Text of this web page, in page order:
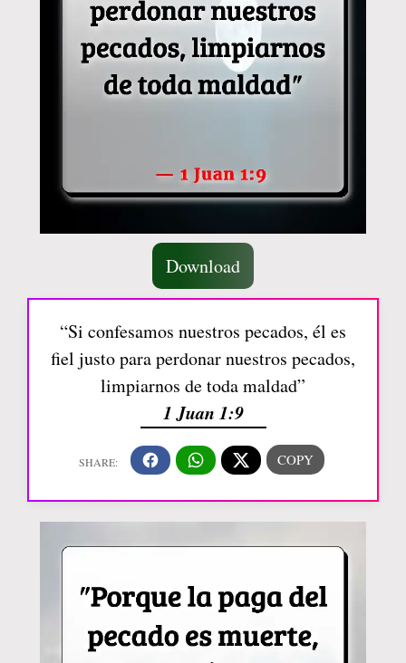
Download
“Si confesamos nuestros pecados, él es
fiel justo para perdonar nuestros pecados,
limpiarnos de toda maldad”
1 Juan 1:9